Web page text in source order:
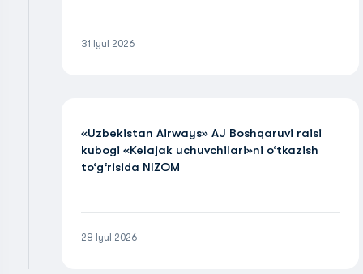
31 Iyul 2026
«Uzbekistan Airways» AJ Boshqaruvi raisi
kubogi «Kelajak uchuvchilari»ni o‘tkazish
to‘g‘risida NIZOM
28 Iyul 2026